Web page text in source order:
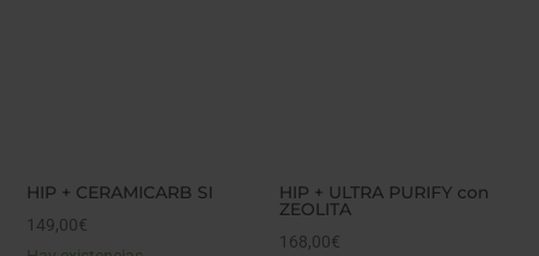
HIP + CERAMICARB SI
149,00€
HIP + ULTRA PURIFY con
ZEOLITA
168,00€